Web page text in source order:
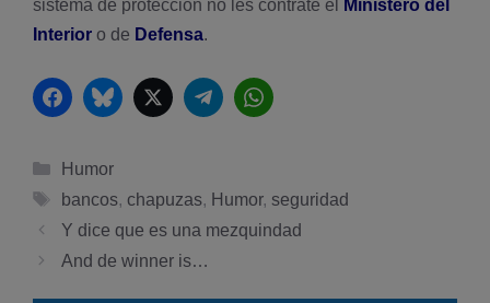
sistema de protección no les contrate el
Ministero del
Interior o de Defensa.
FacebookBluesky Twitter Telegram
Categorías
Humor
Etiquetas
bancos, chapuzas, Humor, seguridad
Y dice que es una mezquindad
And de winner is…